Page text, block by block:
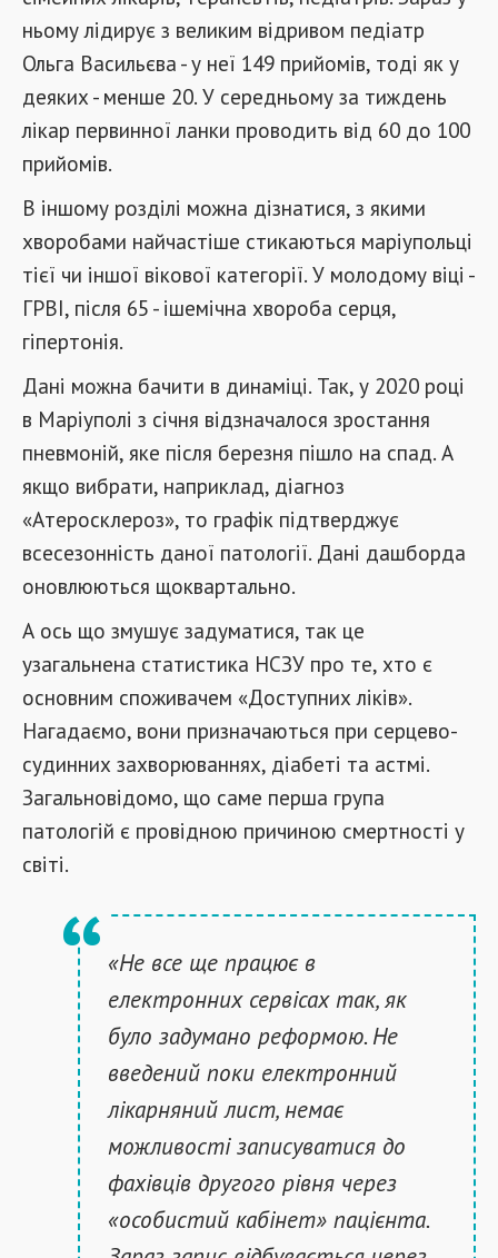
ньому лідирує з великим відривом педіатр
Ольга Васильєва - у неї 149 прийомів, тоді як у
деяких - менше 20. У середньому за тиждень
лікар первинної ланки проводить від 60 до 100
прийомів.
В іншому розділі можна дізнатися, з якими
хворобами найчастіше стикаються маріупольці
тієї чи іншої вікової категорії. У молодому віці -
ГРВІ, після 65 - ішемічна хвороба серця,
гіпертонія.
Дані можна бачити в динаміці. Так, у 2020 році
в Маріуполі з січня відзначалося зростання
пневмоній, яке після березня пішло на спад. А
якщо вибрати, наприклад, діагноз
«Атеросклероз», то графік підтверджує
всесезонність даної патології. Дані дашборда
оновлюються щоквартально.
А ось що змушує задуматися, так це
узагальнена статистика НСЗУ про те, хто є
основним споживачем «Доступних ліків».
Нагадаємо, вони призначаються при серцево-
судинних захворюваннях, діабеті та астмі.
Загальновідомо, що саме перша група
патологій є провідною причиною смертності у
світі.
«Не все ще працює в
електронних сервісах так, як
було задумано реформою. Не
введений поки електронний
лікарняний лист, немає
можливості записуватися до
фахівців другого рівня через
«особистий кабінет» пацієнта.